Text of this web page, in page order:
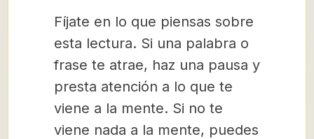
Fíjate en lo que piensas sobre
esta lectura. Si una palabra o
frase te atrae, haz una pausa y
presta atención a lo que te
viene a la mente. Si no te
viene nada a la mente, puedes